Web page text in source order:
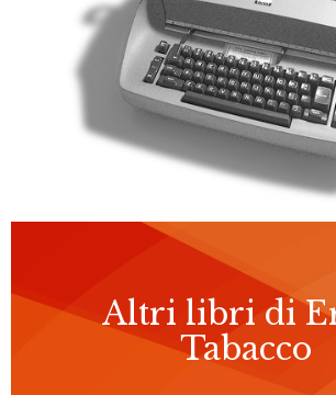
Altri libri di
Tabacco